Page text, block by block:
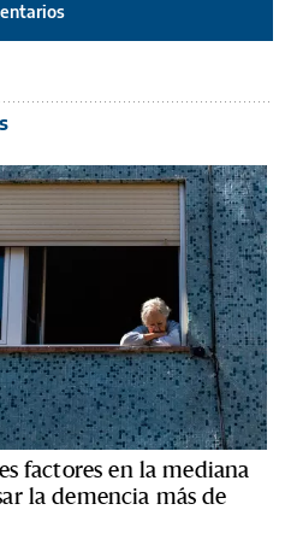
factores en la mediana
la demencia más de